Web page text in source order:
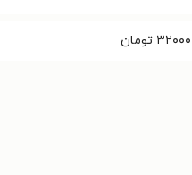
۳۲۰۰۰ تومان